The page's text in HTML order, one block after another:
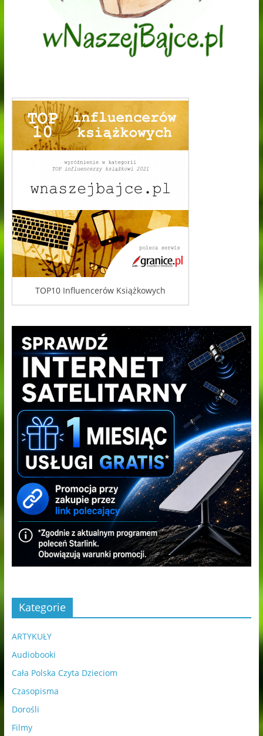
TOP10 Influencerów Książkowych
Kategorie
ARTYKUŁY
Audiobooki
Cała Polska Czyta Dzieciom
Czasopisma
Dorośli
Filmy